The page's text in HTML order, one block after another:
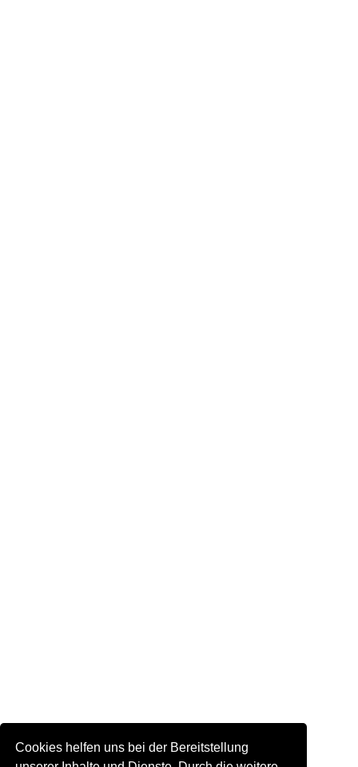
Cookies helfen uns bei der Bereitstellung